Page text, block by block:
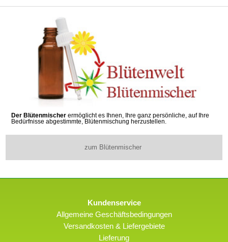
Der Blütenmischer ermöglicht es Ihnen, Ihre ganz persönliche, auf Ihre
Bedürfnisse abgestimmte, Blütenmischung herzustellen.
zum Blütenmischer
Kundenservice
Allgemeine Geschäftsbedingungen
Versandkosten & Liefergebiete
Lieferung